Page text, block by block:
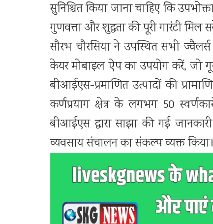
सुनिश्चित किया जाना चाहिए कि
गुणवत्ता और शुद्धता की पूरी गारंटी मिल
सौरभ चौरसिया ने उपस्थित सभी
केयर मोबाइल ऐप का उपयोग करें, जो
बीआईएस-प्रमाणित उत्पादों की
कर्णप्रयाग क्षेत्र के लगभग 50
बीआईएस द्वारा साझा की गई
व्यवसाय संचालन का संकल्प व्यक्त किया।